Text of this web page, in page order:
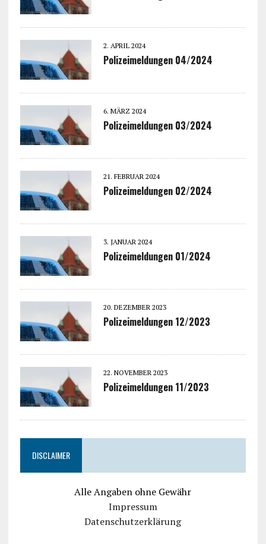
2. APRIL 2024
Polizeimeldungen 04/2024
6. MÄRZ 2024
Polizeimeldungen 03/2024
21. FEBRUAR 2024
Polizeimeldungen 02/2024
3. JANUAR 2024
Polizeimeldungen 01/2024
20. DEZEMBER 2023
Polizeimeldungen 12/2023
22. NOVEMBER 2023
Polizeimeldungen 11/2023
DISCLAIMER
Alle Angaben ohne Gewähr
Impressum
Datenschutzerklärung